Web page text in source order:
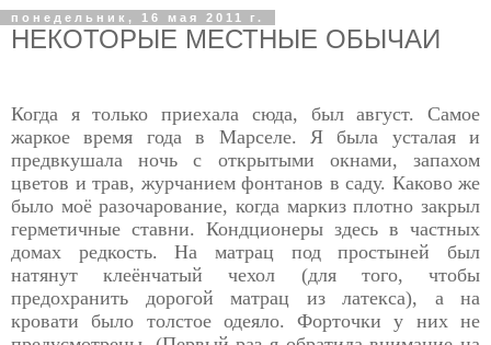
понедельник, 16 мая 2011 г.
НЕКОТОРЫЕ МЕСТНЫЕ ОБЫЧАИ
Когда я только приехала сюда, был август. Самое
жаркое время года в Марселе. Я была усталая и
предвкушала ночь с открытыми окнами, запахом
цветов и трав, журчанием фонтанов в саду. Каково же
было моё разочарование, когда маркиз плотно закрыл
герметичные ставни. Кондционеры здесь в частных
домах редкость. На матрац под простыней был
натянут клеёнчатый чехол (для того, чтобы
предохранить дорогой матрац из латекса), а на
кровати было толстое одеяло. Форточки у них не